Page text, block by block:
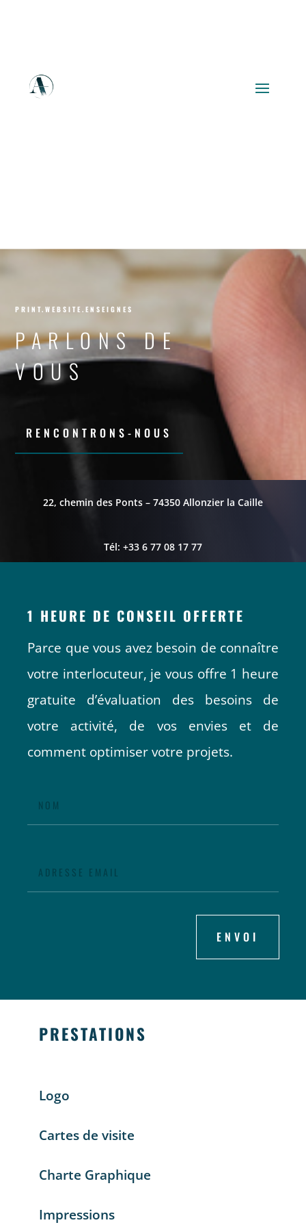
PRINT.WEBSITE.ENSEIGNES
PARLONS DE
VOUS
RENCONTRONS-NOUS
22, chemin des Ponts – 74350 Allonzier la Caille
Tél: +33 6 77 08 17 77
1 HEURE DE CONSEIL OFFERTE
Parce que vous avez besoin de connaître
votre interlocuteur, je vous offre 1 heure
gratuite d’évaluation des besoins de
votre activité, de vos envies et de
comment optimiser votre projets.
ENVOI
PRESTATIONS
Logo
Cartes de visite
Charte Graphique
Impressions